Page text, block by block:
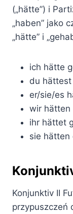
(„hätte”) i
„haben” jako
„hätte” i
ich hätte
du
er/sie/es
wir hätten
ihr hättet
sie hätten
Konjunktiv II
przypuszczeń